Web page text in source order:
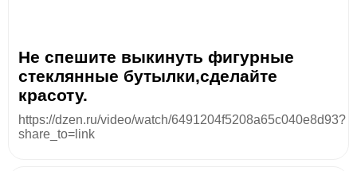
Не спешите выкинуть фигурные
стеклянные бутылки,сделайте
красоту.
https://dzen.ru/video/watch/6491204f5208a65c040e8d93?
share_to=link